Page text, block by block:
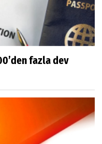
fazla dev